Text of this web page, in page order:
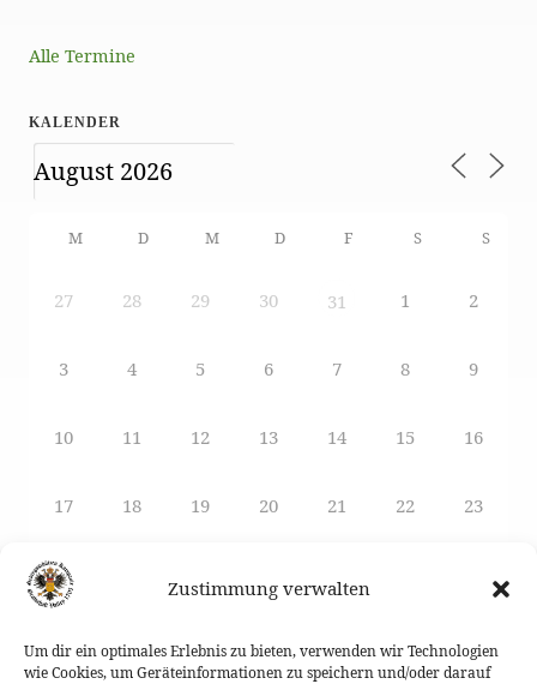
Zustimmung verwalten
Um dir ein optimales Erlebnis zu bieten, verwenden wir Technologien
wie Cookies, um Geräteinformationen zu speichern und/oder darauf
Alle Termine
KALENDER
M D M D F S S
27 28 29 30 31 1 2
3 4 5 6 7 8 9
10 11 12 13 14 15 16
17 18 19 20 21 22 23
24
31 1 2 3 4 5 6